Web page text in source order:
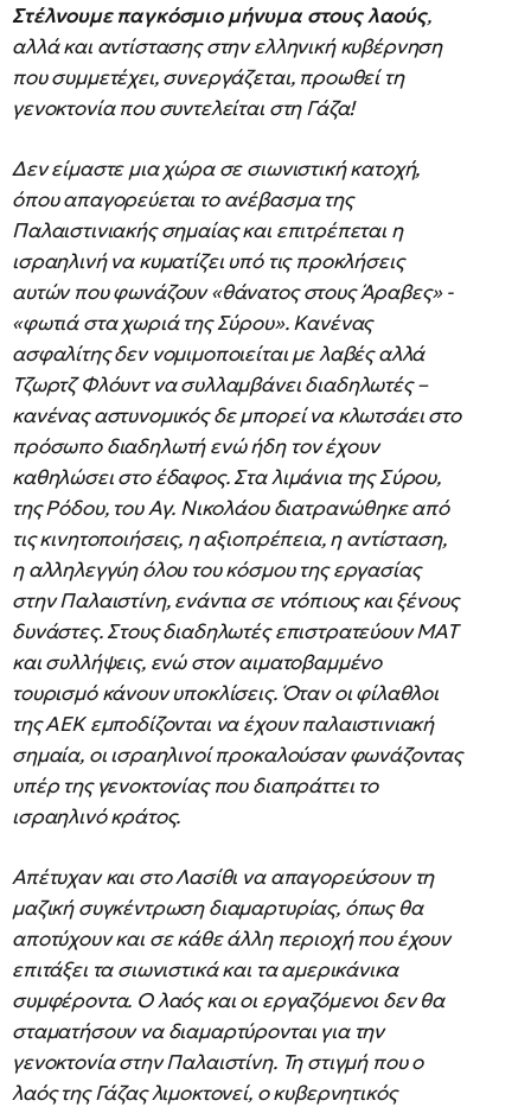
Στέλνουμε παγκόσμιο μήνυμα στους λαούς,
αλλά και αντίστασης στην ελληνική κυβέρνηση
που συμμετέχει, συνεργάζεται, προωθεί τη
γενοκτονία που συντελείται στη Γάζα!
Δεν είμαστε μια χώρα σε σιωνιστική κατοχή,
όπου απαγορεύεται το ανέβασμα της
Παλαιστινιακής σημαίας και επιτρέπεται η
ισραηλινή να κυματίζει υπό τις προκλήσεις
αυτών που φωνάζουν «θάνατος στους Άραβες» -
«φωτιά στα χωριά της Σύρου». Κανένας
ασφαλίτης δεν νομιμοποιείται με λαβές αλλά
Τζωρτζ Φλόυντ να συλλαμβάνει διαδηλωτές –
κανένας αστυνομικός δε μπορεί να κλωτσάει στο
πρόσωπο διαδηλωτή ενώ ήδη τον έχουν
καθηλώσει στο έδαφος. Στα λιμάνια της Σύρου,
της Ρόδου, του Αγ. Νικολάου διατρανώθηκε από
τις κινητοποιήσεις, η αξιοπρέπεια, η αντίσταση,
η αλληλεγγύη όλου του κόσμου της εργασίας
στην Παλαιστίνη, ενάντια σε ντόπιους και ξένους
δυνάστες. Στους διαδηλωτές επιστρατεύουν ΜΑΤ
και συλλήψεις, ενώ στον αιματοβαμμένο
τουρισμό κάνουν υποκλίσεις. Όταν οι φίλαθλοι
της ΑΕΚ εμποδίζονται να έχουν παλαιστινιακή
σημαία, οι ισραηλινοί προκαλούσαν φωνάζοντας
υπέρ της γενοκτονίας που διαπράττει το
ισραηλινό κράτος.
Απέτυχαν και στο Λασίθι να απαγορεύσουν τη
μαζική συγκέντρωση διαμαρτυρίας, όπως θα
αποτύχουν και σε κάθε άλλη περιοχή που έχουν
επιτάξει τα σιωνιστικά και τα αμερικάνικα
συμφέροντα. Ο λαός και οι εργαζόμενοι δεν θα
σταματήσουν να διαμαρτύρονται για την
γενοκτονία στην Παλαιστίνη. Τη στιγμή που ο
λαός της Γάζας λιμοκτονεί, ο κυβερνητικός